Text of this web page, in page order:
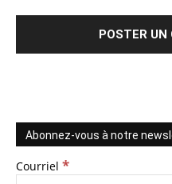
Abonnez-vous à notre
Courriel *